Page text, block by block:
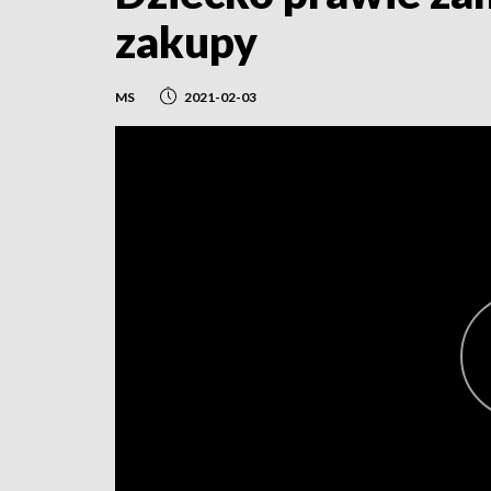
zakupy
MS 2021-02-03